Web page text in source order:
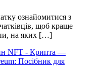
ознайомитися з
щоб краще
на яких […]
NFT - Крипта —
Посібник для